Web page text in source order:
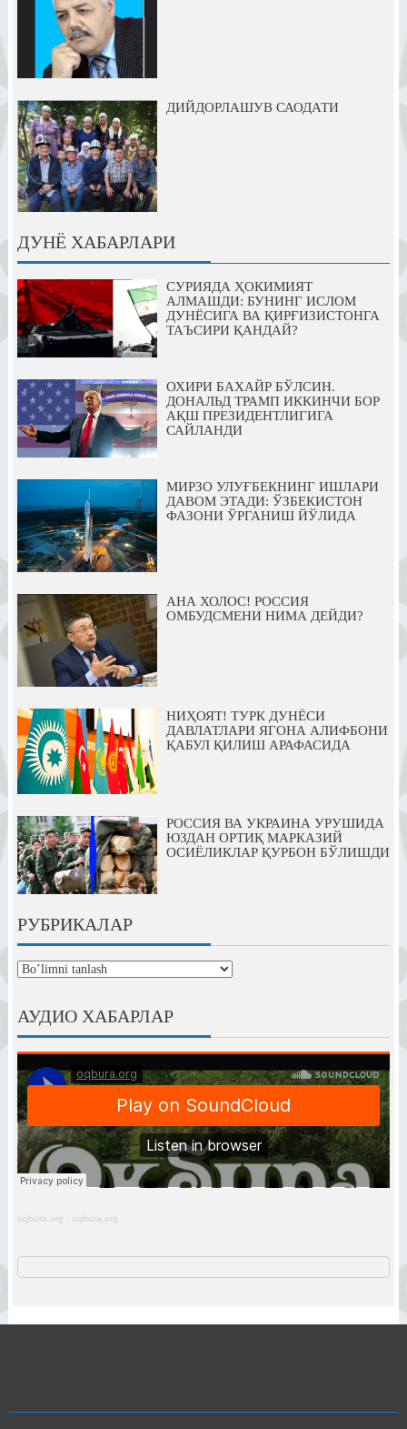
ДИЙДОРЛАШУВ САОДАТИ
ДУНЁ ХАБАРЛАРИ
СУРИЯДА ҲОКИМИЯТ
АЛМАШДИ: БУНИНГ ИСЛОМ
ДУНЁСИГА ВА ҚИРҒИЗИСТОНГА
ТАЪСИРИ ҚАНДАЙ?
ОХИРИ БАХАЙР БЎЛСИН.
ДОНАЛЬД ТРАМП ИККИНЧИ БОР
АҚШ ПРЕЗИДЕНТЛИГИГА
САЙЛАНДИ
МИРЗО УЛУҒБЕКНИНГ ИШЛАРИ
ДАВОМ ЭТАДИ: ЎЗБЕКИСТОН
ФАЗОНИ ЎРГАНИШ ЙЎЛИДА
АНА ХОЛОС! РОССИЯ
ОМБУДСМЕНИ НИМА ДЕЙДИ?
НИҲОЯТ! ТУРК ДУНЁСИ
ДАВЛАТЛАРИ ЯГОНА АЛИФБОНИ
ҚАБУЛ ҚИЛИШ АРАФАСИДА
РОССИЯ ВА УКРАИНА УРУШИДА
ЮЗДАН ОРТИҚ МАРКАЗИЙ
ОСИЁЛИКЛАР ҚУРБОН БЎЛИШДИ
РУБРИКАЛАР
рубрикалар
АУДИО ХАБАРЛАР
oqbura.org · oqbura.org